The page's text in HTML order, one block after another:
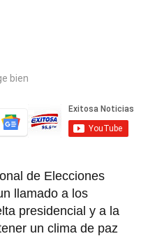
bien
de Elecciones
llamado a los
presidencial y a la
un clima de paz